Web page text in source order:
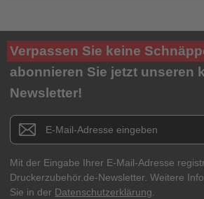
Ihre Bewertung**
★★★★★
Titel**
E-Mail-Adresse
Ihr Passwort
Verpassen Sie keine
abonnieren Sie jetzt unseren
Newsletter!
Newsletter E-Mail Adresse
Mit der Eingabe Ihrer E-Mail-Adresse
Druckerzubehör.de-Newsletter. Weitere
Sie in der Datenschutzerklärung.